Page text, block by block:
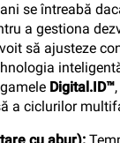
se întreabă
a gestiona
să ajusteze
Digital.ID™
a ciclurilor